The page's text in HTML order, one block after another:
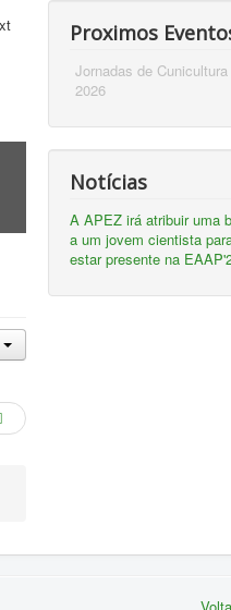
Jornadas de
Proximos
Jornadas de Cunicultura
2026
Notícias
A APEZ irá atribuir uma
a um jovem cientista
estar presente na